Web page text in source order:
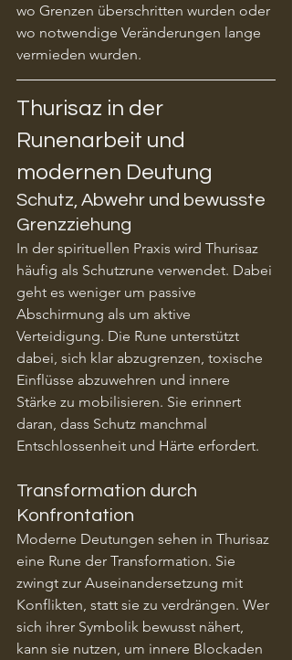
wo Grenzen überschritten wurden oder
wo notwendige Veränderungen lange
vermieden wurden.
Thurisaz in der
Runenarbeit und
modernen Deutung
Schutz, Abwehr und bewusste
Grenzziehung
In der spirituellen Praxis wird Thurisaz
häufig als Schutzrune verwendet. Dabei
geht es weniger um passive
Abschirmung als um aktive
Verteidigung. Die Rune unterstützt
dabei, sich klar abzugrenzen, toxische
Einflüsse abzuwehren und innere
Stärke zu mobilisieren. Sie erinnert
daran, dass Schutz manchmal
Entschlossenheit und Härte erfordert.
Transformation durch
Konfrontation
Moderne Deutungen sehen in Thurisaz
eine Rune der Transformation. Sie
zwingt zur Auseinandersetzung mit
Konflikten, statt sie zu verdrängen. Wer
sich ihrer Symbolik bewusst nähert,
kann sie nutzen, um innere Blockaden